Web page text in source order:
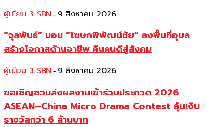
ผู้เขียน 3 SBN - 9 สิงหาคม 2026
“จุลพันธ์” มอบ “โฆษกพิพัฒน์ชัย” ลงพื้นที่อุบล
สร้างโอกาสด้านอาชีพ คืนคนดีสู่สังคม
ผู้เขียน 3 SBN - 9 สิงหาคม 2026
ขอเชิญชวนส่งผลงานเข้าร่วมประกวด 2026
ASEAN–China Micro Drama Contest ลุ้นเงิน
รางวัลกว่า 6 ล้านบาท